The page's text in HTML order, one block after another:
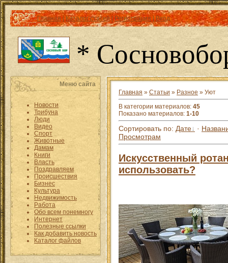
Главная|Каталог статей|Регистрация |Вход
*
Меню сайта
Новости
Трибуна
Люди
Видео
Спорт
Животные
Дамам
Книги
Власть
Поздравляем
Происшествия
Бизнес
Культура
Недвижимость
Работа
Обо всем понемногу
Интернет
Полезные ссылки
Как добавить новость
Каталог файлов
Главная » Статьи » Разное » Уют
В категории материалов: 45
Показано материалов: 1-10
Сортировать по: Дате ·
Просмотрам
Искусственный
использовать?